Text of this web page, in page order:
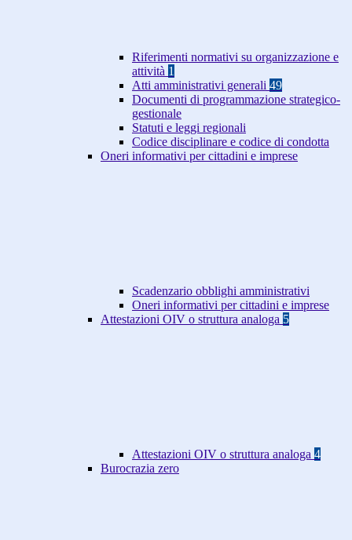
Riferimenti normativi su organizzazione e
attività 1
Atti amministrativi generali 49
Documenti di programmazione strategico-
gestionale
Statuti e leggi regionali
Codice disciplinare e codice di condotta
Oneri informativi per cittadini e imprese
Scadenzario obblighi amministrativi
Oneri informativi per cittadini e imprese
Attestazioni OIV o struttura analoga 5
Attestazioni OIV o struttura analoga 4
Burocrazia zero